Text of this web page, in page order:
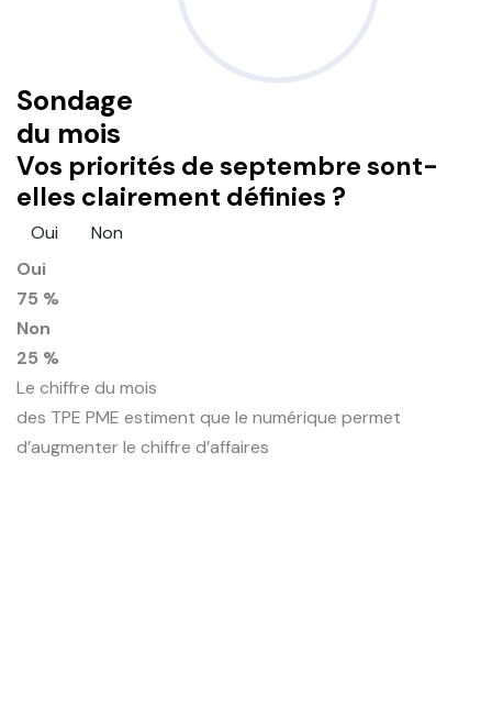
Sondage
du mois
Vos priorités de septembre sont-
elles clairement définies ?
Oui
Non
Oui
75 %
Non
25 %
Le chiffre du mois
des TPE PME estiment que le numérique permet
d’augmenter le chiffre d’affaires